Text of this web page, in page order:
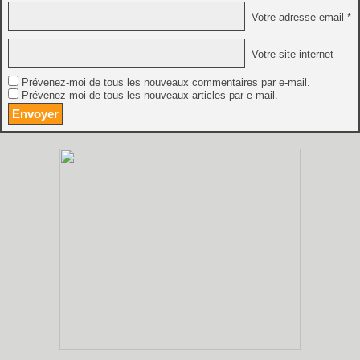
Votre adresse email *
Votre site internet
Prévenez-moi de tous les nouveaux commentaires par e-mail.
Prévenez-moi de tous les nouveaux articles par e-mail.